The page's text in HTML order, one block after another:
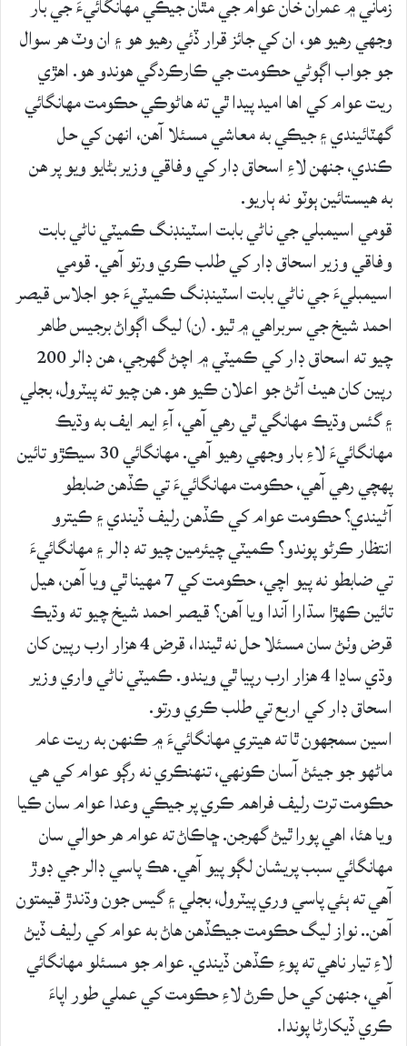
زماني ۾ عمران خان عوام جي مٿان جيڪي مهانگائيءَ جي بار
وجهي رهيو هو، ان کي جائز قرار ڏئي رهيو هو ۽ ان وٽ هر سوال
جو جواب اڳوڻي حڪومت جي ڪارڪردگي هوندو هو. اهڙي
ريت عوام کي اها اميد پيدا ٿي ته هاڻوڪي حڪومت مهانگائي
گهٽائيندي ۽ جيڪي به معاشي مسئلا آهن، انهن کي حل
ڪندي، جنهن لاءِ اسحاق ڊار کي وفاقي وزير بڻايو ويو پر هن
به هيستائين ٻوٽو نه ٻاريو.
قومي اسيمبلي جي ناڻي بابت اسٽينڊنگ ڪميٽي ناڻي بابت
وفاقي وزير اسحاق ڊار کي طلب ڪري ورتو آهي. قومي
اسيمبليءَ جي ناڻي بابت اسٽينڊنگ ڪميٽيءَ جو اجلاس قيصر
احمد شيخ جي سربراهي ۾ ٿيو. (ن) ليگ اڳواڻ برجيس طاهر
چيو ته اسحاق ڊار کي ڪميٽي ۾ اچڻ گهرجي، هن ڊالر 200
رپين کان هيٺ آڻڻ جو اعلان ڪيو هو. هن چيو ته پيٽرول، بجلي
۽ گئس وڌيڪ مهانگي ٿي رهي آهي، آءِ ايم ايف به وڌيڪ
مهانگائيءَ لاءِ بار وجهي رهيو آهي. مهانگائي 30 سيڪڙو تائين
پهچي رهي آهي، حڪومت مهانگائيءَ تي ڪڏهن ضابطو
آڻيندي؟ حڪومت عوام کي ڪڏهن رليف ڏيندي ۽ ڪيترو
انتظار ڪرڻو پوندو؟ ڪميٽي چيئرمين چيو ته ڊالر ۽ مهانگائيءَ
تي ضابطو نه پيو اچي، حڪومت کي 7 مهينا ٿي ويا آهن، هيل
تائين ڪهڙا سڌارا آندا ويا آهن؟ قيصر احمد شيخ چيو ته وڌيڪ
قرض وٺڻ سان مسئلا حل نه ٿيندا، قرض 4 هزار ارب رپين کان
وڌي ساڍا 4 هزار ارب رپيا ٿي ويندو. ڪميٽي ناڻي واري وزير
اسحاق ڊار کي اربع تي طلب ڪري ورتو.
اسين سمجهون ٿا ته هيتري مهانگائيءَ ۾ ڪنهن به ريت عام
ماڻهو جو جيئڻ آسان ڪونهي، تنهنڪري نه رڳو عوام کي هي
حڪومت ترت رليف فراهم ڪري پر جيڪي وعدا عوام سان ڪيا
ويا هئا، اهي پورا ٿيڻ گهرجن. ڇاڪاڻ ته عوام هر حوالي سان
مهانگائي سبب پريشان لڳو پيو آهي. هڪ پاسي ڊالر جي ڊوڙ
آهي ته ٻئي پاسي وري پيٽرول، بجلي ۽ گيس جون وڌندڙ قيمتون
آهن.. نواز ليگ حڪومت جيڪڏهن هاڻ به عوام کي رليف ڏيڻ
لاءِ تيار ناهي ته پوءِ ڪڏهن ڏيندي. عوام جو مسئلو مهانگائي
آهي، جنهن کي حل ڪرڻ لاءِ حڪومت کي عملي طور اپاءَ
ڪري ڏيکارڻا پوندا.